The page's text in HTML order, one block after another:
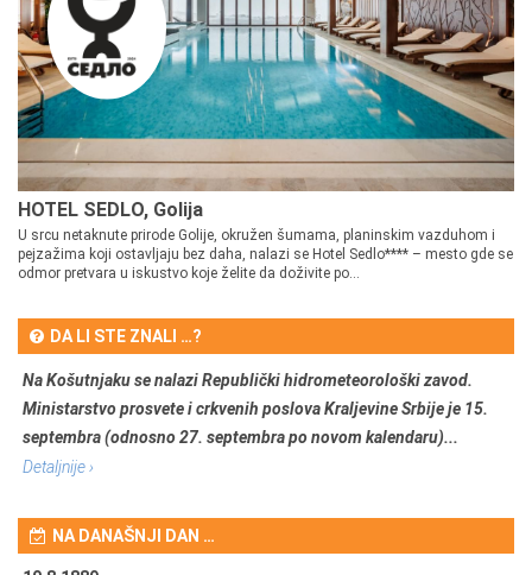
HOTEL SEDLO, Golija
U srcu netaknute prirode Golije, okružen šumama, planinskim vazduhom i
pejzažima koji ostavljaju bez daha, nalazi se Hotel Sedlo**** – mesto gde se
odmor pretvara u iskustvo koje želite da doživite po...
DA LI STE ZNALI …?
Na Košutnjaku se nalazi Republički hidrometeorološki zavod.
Ministarstvo prosvete i crkvenih poslova Kraljevine Srbije je 15.
septembra (odnosno 27. septembra po novom kalendaru)...
Detaljnije ›
NA DANAŠNJI DAN …